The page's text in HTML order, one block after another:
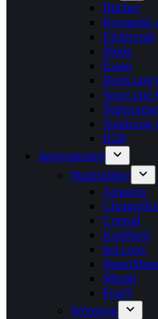
Bücher
Kosmetik
Elektronik
Mode
Essen
Heim und
Sport und
Spielzeug
B2B
Integrationen
Marktplätze
Amazon
Conrad
Kaufland
bol.com:
Mirakl
FonQ
Webshop